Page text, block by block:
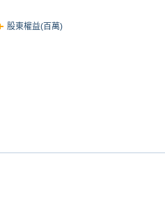
股東權益(百萬)